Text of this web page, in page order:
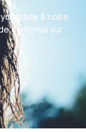
grâce à notre
contenus sur